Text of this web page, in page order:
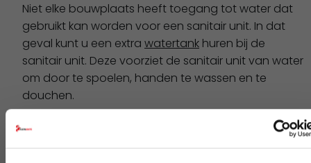
Niet elke bouwplaats heeft toegang tot water dat
gebruikt kan worden voor een sanitair unit. In dat
geval kunt u een extra watertank huren bij de
sanitair unit. Deze voorziet de sanitair unit van water
om door te spoelen, handen te wassen en te
douchen.
Aantal specificaties van de watertank